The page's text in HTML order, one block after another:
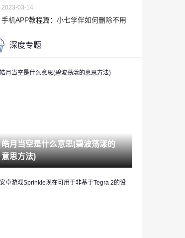
2023-03-14
手机APP教程篇：小七学伴如何删除不用
2023-03-14
2023-03-14
有)
2023-03-14
app如何赚钱(玩手机赚钱最快的软件)
2023-03-14
深度专题
皓月当空是什么意思(碧波荡漾的
意思方法)